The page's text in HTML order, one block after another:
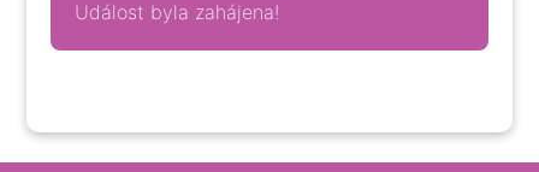
Událost byla zahájena!